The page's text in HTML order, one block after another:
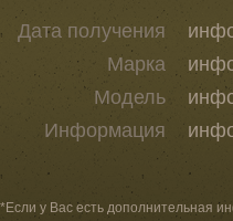
Дата получения
Марка
Модель
Информация
*Если у Вас есть дополнительная